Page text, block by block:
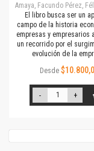
Amaya, Facundo Pérez,
El libro busca ser un
campo de la historia
empresas y empresarios
un recorrido por el
evolución de la
Desde
- +